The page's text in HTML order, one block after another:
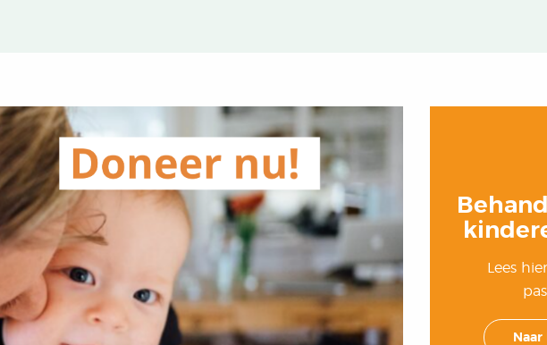
Lees